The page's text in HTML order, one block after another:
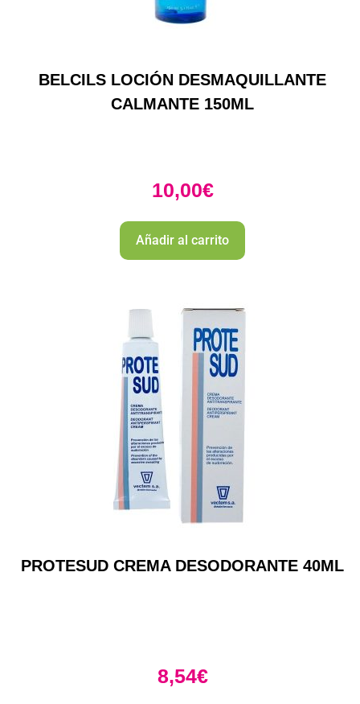
BELCILS LOCIÓN DESMAQUILLANTE
CALMANTE 150ML
10,00€
Añadir al carrito
PROTESUD CREMA DESODORANTE 40ML
8,54€